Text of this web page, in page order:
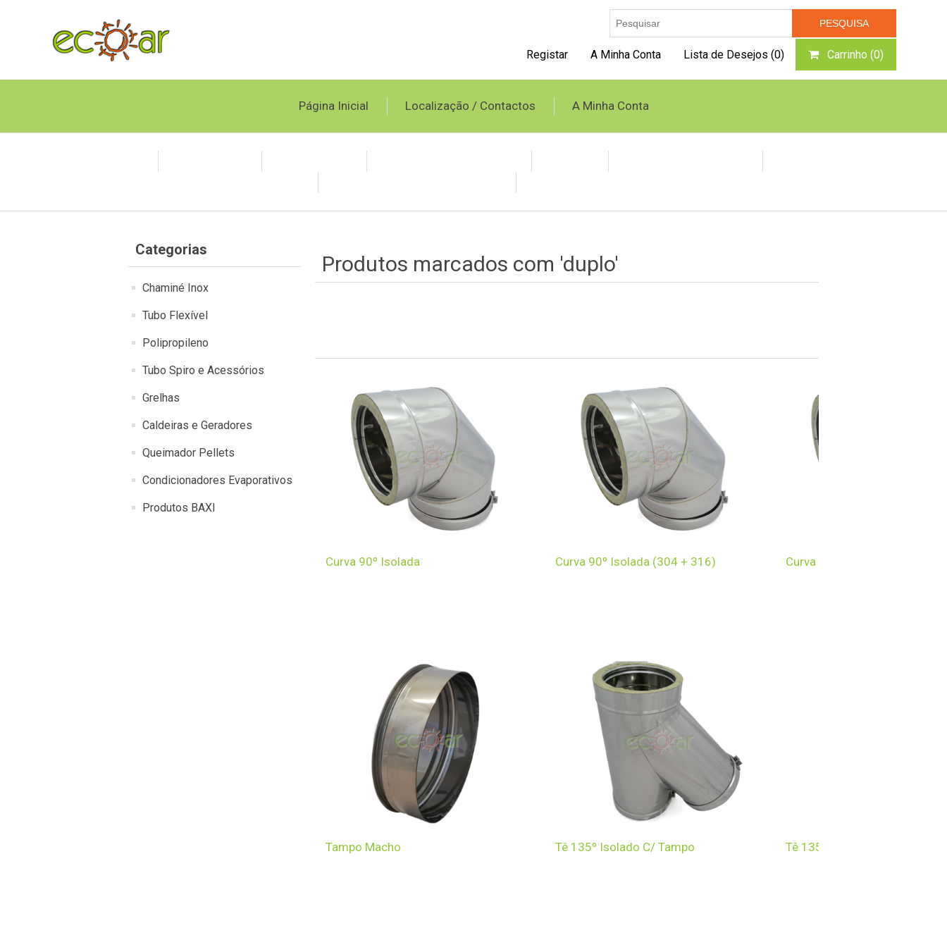
Registar A Minha Conta Lista de Desejos (0) Carrinho (0)
Página Inicial Localização / Contactos A Minha Conta
Categorias
Chaminé Inox
Tubo Flexível
Polipropileno
Tubo Spiro e Acessórios
Grelhas
Caldeiras e Geradores
Queimador Pellets
Condicionadores Evaporativos
Produtos BAXI
Produtos marcados com 'duplo'
Curva 90º Isolada Curva 90º Isolada (304 + 316) Curva 90º Isolada (316)
Tampo Macho Tê 135º Isolado C/ Tampo Tê 135º Isolado C/ Tampo